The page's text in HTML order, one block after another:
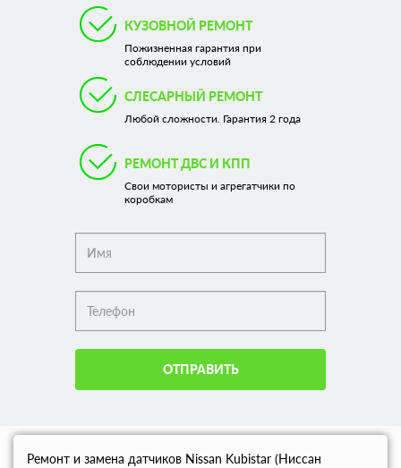
КУЗОВНОЙ РЕМОНТ
Пожизненная гарантия при
соблюдении условий
СЛЕСАРНЫЙ РЕМОНТ
Любой сложности. Гарантия 2 года
РЕМОНТ ДВС И КПП
Свои мотористы и агрегатчики по
коробкам
ОТПРАВИТЬ
Ремонт и замена датчиков Nissan Kubistar (Ниссан